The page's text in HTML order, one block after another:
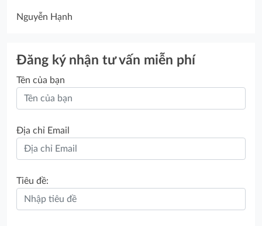
Nguyễn Hạnh
Đăng ký nhận tư vấn miễn phí
Tên của bạn
Địa chỉ Email
Tiêu đề: